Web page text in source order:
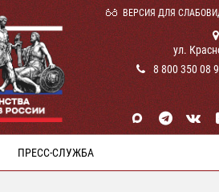
ВЕРСИЯ ДЛЯ
ул.
8 800 350 08
ПРЕСС-СЛУЖБА